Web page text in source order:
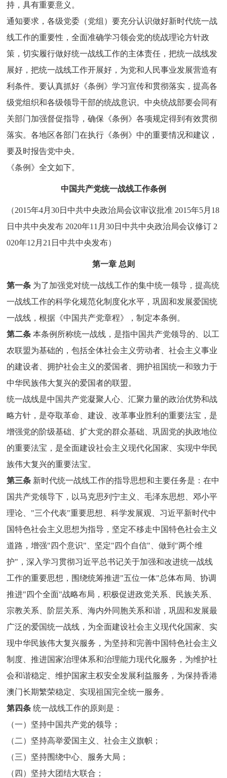
持，具有重要意义。
通知要求，各级党委（党组）要充分认识做好新时代统一战
线工作的重要性，全面准确学习领会党的统战理论方针政
策，切实履行做好统一战线工作的主体责任，把统一战线发
展好，把统一战线工作开展好，为党和人民事业发展营造有
利条件。要认真抓好《条例》学习宣传和贯彻落实，提高各
级党组织和各级领导干部的统战意识。中央统战部要会同有
关部门加强督促指导，确保《条例》各项规定得到有效贯彻
落实。各地区各部门在执行《条例》中的重要情况和建议，
要及时报告党中央。
《条例》全文如下。
中国共产党统一战线工作条例
（2015年4月30日中共中央政治局会议审议批准 2015年5月18
日中共中央发布 2020年11月30日中共中央政治局会议修订 2
020年12月21日中共中央发布）
第一章 总则
第一条 为了加强党对统一战线工作的集中统一领导，提高统
一战线工作的科学化规范化制度化水平，巩固和发展爱国统
一战线，根据《中国共产党章程》，制定本条例。
第二条 本条例所称统一战线，是指中国共产党领导的、以工
农联盟为基础的，包括全体社会主义劳动者、社会主义事业
的建设者、拥护社会主义的爱国者、拥护祖国统一和致力于
中华民族伟大复兴的爱国者的联盟。
统一战线是中国共产党凝聚人心、汇聚力量的政治优势和战
略方针，是夺取革命、建设、改革事业胜利的重要法宝，是
增强党的阶级基础、扩大党的群众基础、巩固党的执政地位
的重要法宝，是全面建设社会主义现代化国家、实现中华民
族伟大复兴的重要法宝。
第三条 新时代统一战线工作的指导思想和主要任务是：在中
国共产党领导下，以马克思列宁主义、毛泽东思想、邓小平
理论、"三个代表"重要思想、科学发展观、习近平新时代中
国特色社会主义思想为指导，坚定不移走中国特色社会主义
道路，增强"四个意识"、坚定"四个自信"、做到"两个维
护"，深入学习贯彻习近平总书记关于加强和改进统一战线
工作的重要思想，围绕统筹推进"五位一体"总体布局、协调
推进"四个全面"战略布局，积极促进政党关系、民族关系、
宗教关系、阶层关系、海内外同胞关系和谐，巩固和发展最
广泛的爱国统一战线，为全面建设社会主义现代化国家、实
现中华民族伟大复兴服务，为坚持和完善中国特色社会主义
制度、推进国家治理体系和治理能力现代化服务，为维护社
会和谐稳定、维护国家主权安全发展利益服务，为保持香港
澳门长期繁荣稳定、实现祖国完全统一服务。
第四条 统一战线工作的原则是：
（一）坚持中国共产党的领导；
（二）坚持高举爱国主义、社会主义旗帜；
（三）坚持围绕中心、服务大局；
（四）坚持大团结大联合；